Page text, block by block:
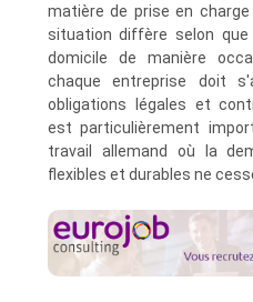
matière de prise en
situation diffère selon
domicile de manière
chaque entreprise doit
obligations légales et
est particulièrement
travail allemand où la
flexibles et durables ne